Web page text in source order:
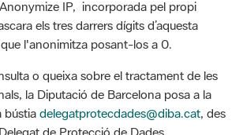
o queixa sobre el tractament de les
la Diputació de Barcelona posa a la
delegatprotecdades@diba.cat
de Protecció de Dades.
per aquesta via us hem resolt qualsevol
amb la vostra privacitat, si ho creieu